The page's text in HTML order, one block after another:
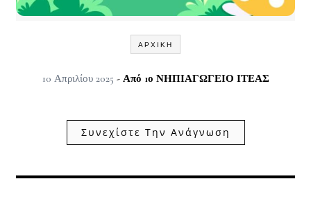
ΑΡΧΙΚΉ
10 Απριλίου 2025 - Από 1ο ΝΗΠΙΑΓΩΓΕΙΟ ΙΤΕΑΣ
Συνεχίστε Την Ανάγνωση